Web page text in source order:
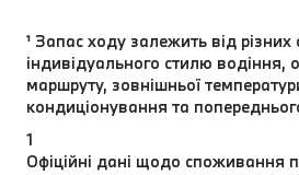
¹ Запас ходу залежить від різних
індивідуального стилю водіння,
маршруту, зовнішньої
кондиціонування та
1
Офіційні дані щодо споживання